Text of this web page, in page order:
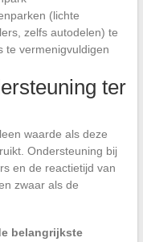
(lichte
zelfs autodelen) te
te vermenigvuldigen
ter
waarde als deze
Ondersteuning bij
en de reactietijd van
zwaar als de
belangrijkste